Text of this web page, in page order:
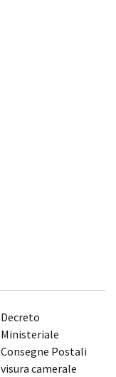
Decreto
Ministeriale
Consegne Postali
visura camerale